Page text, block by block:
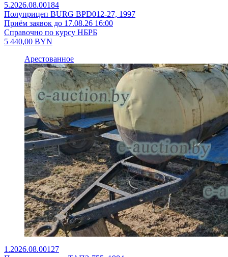
5.2026.08.00184
Полуприцеп BURG BPD012-27, 1997
Приём заявок до 17.08.26 16:00
Справочно по курсу НБРБ
5 440,00 BYN
Арестованное
1.2026.08.00127